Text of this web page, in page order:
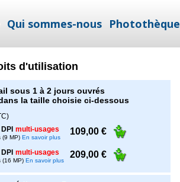
Qui sommes-nous Photothèque